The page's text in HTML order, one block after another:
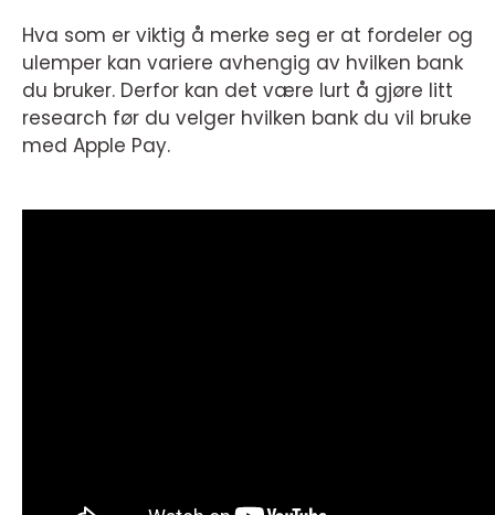
Hva som er viktig å merke seg er at fordeler og
ulemper kan variere avhengig av hvilken bank
du bruker. Derfor kan det være lurt å gjøre litt
research før du velger hvilken bank du vil bruke
med Apple Pay.